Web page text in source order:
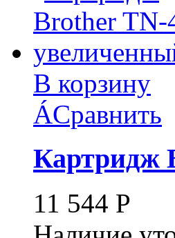
В корзину
ÁСравнить
Картридж
11 544 Р